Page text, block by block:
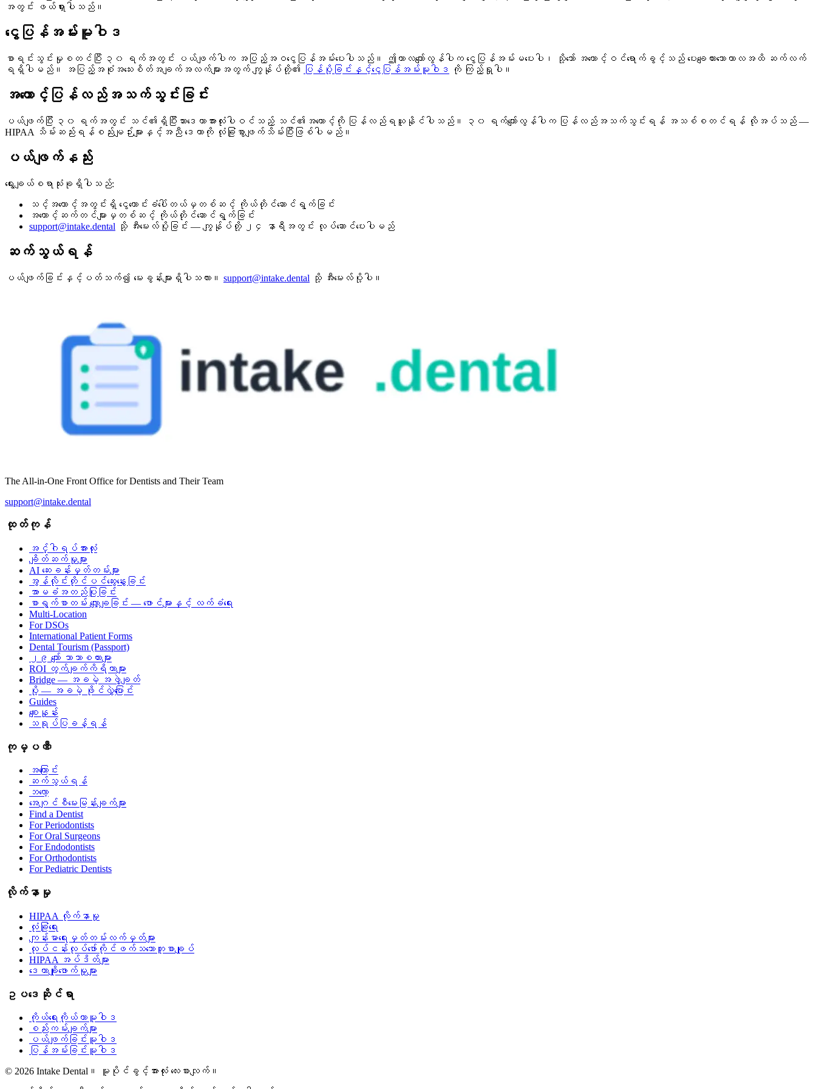
အတွင်း ဖယ်ရှားပါသည်။
ငွေပြန်အမ်းမူဝါဒ
စာရင်းသွင်းမှုစတင်ပြီး ၃၀ ရက်အတွင်း ပယ်ဖျက်ပါက အပြည့်အဝငွေပြန်အမ်းပေးပါသည်။ ဤကာလကျော်လွန်ပါက ငွေပြန်အမ်းမပေးပါ၊ သို့သော် အကောင့်ဝင်ရောက်ခွင့်သည် ပေးချေထားသောကာလအထိ ဆက်လက်
ရရှိပါမည်။ အပြည့်အစုံအသေးစိတ်အချက်အလက်များအတွက် ကျွန်ုပ်တို့၏
ပြန်ပို့ခြင်းနှင့်ငွေပြန်အမ်းမူဝါဒ ကို ကြည့်ရှုပါ။
အကောင့်ပြန်လည်အသက်သွင်းခြင်း
ပယ်ဖျက်ပြီး ၃၀ ရက်အတွင်း သင်၏ရှိပြီးသားဒေတာအားလုံးပါဝင်သည့် သင်၏အကောင့်ကို ပြန်လည်ရယူနိုင်ပါသည်။ ၃၀ ရက်ကျော်လွန်ပါက ပြန်လည်အသက်သွင်းရန် အသစ်စတင်ရန် လိုအပ်သည် —
HIPAA သိမ်းဆည်းရန်စည်းမျဉ်းများနှင့်အညီ ဒေတာကို လုံခြုံစွာဖျက်သိမ်းပြီးဖြစ်ပါမည်။
ပယ်ဖျက်နည်း
ရွေးချယ်စရာသုံးခုရှိပါသည်:
သင့်အကောင့်အတွင်းရှိ ငွေတောင်းခံပေါ်တယ်မှတစ်ဆင့် ကိုယ်တိုင်ဆောင်ရွက်ခြင်း
အကောင့်ဆက်တင်များမှတစ်ဆင့် ကိုယ်တိုင်ဆောင်ရွက်ခြင်း
support@intake.dental သို့ အီးမေးလ်ပို့ခြင်း — ကျွန်ုပ်တို့ ၂၄ နာရီအတွင်း လုပ်ဆောင်ပေးပါမည်
ဆက်သွယ်ရန်
ပယ်ဖျက်ခြင်းနှင့်ပတ်သက်၍ မေးခွန်းများရှိပါသလား။ support@intake.dental သို့ အီးမေးလ်ပို့ပါ။
The All-in-One Front Office for Dentists and Their Team
support@intake.dental
ထုတ်ကုန်
အင်္ဂါရပ်အားလုံး
ချိတ်ဆက်မှုများ
AI ဆေးခန်းမှတ်တမ်းများ
အွန်လိုင်းတိုင်ပင်ဆွေးနွေးခြင်း
အာမခံအတည်ပြုခြင်း
စာရွက်စာတမ်း လျှော့ချခြင်း — ဖောင်များနှင့် လက်ခံရေး
Multi-Location
For DSOs
International Patient Forms
Dental Tourism (Passport)
၂၉ ကျော် ဘာသာစကားများ
ROI တွက်ချက်ကိရိယာများ
Bridge — အခမဲ့ အဖွဲ့ချတ်
ပို့ — အခမဲ့ ဖိုင်လွှဲပြောင်း
Guides
စျေးနှုန်း
သရုပ်ပြခန့်ရန်
ကုမ္ပဏီ
အကြောင်း
ဆက်သွယ်ရန်
ဘလော့
အေဂျင်စီမေးမြန်းချက်များ
Find a Dentist
For Periodontists
For Oral Surgeons
For Endodontists
For Orthodontists
For Pediatric Dentists
လိုက်နာမှု
HIPAA လိုက်နာမှု
လုံခြုံရေး
ကျန်းမာရေးမှတ်တမ်းလက်မှတ်များ
လုပ်ငန်းလုပ်ဖော်ကိုင်ဖက်သဘောတူစာချုပ်
HIPAA အပ်ဒိတ်များ
ဒေတာချိုးဖောက်မှုများ
ဥပဒေဆိုင်ရာ
ကိုယ်ရေးကိုယ်တာမူဝါဒ
စည်းကမ်းချက်များ
ပယ်ဖျက်ခြင်းမူဝါဒ
ပြန်အမ်းခြင်းမူဝါဒ
© 2026 Intake Dental။ မူပိုင်ခွင့်အားလုံး လေးစားလျက်။